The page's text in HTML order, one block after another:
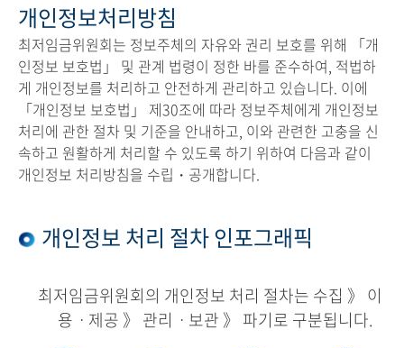
개인정보처리방침
최저임금위원회는 정보주체의 자유와 권리 보호를 위해 「개
인정보 보호법」 및 관계 법령이 정한 바를 준수하여, 적법하
게 개인정보를 처리하고 안전하게 관리하고 있습니다. 이에
「개인정보 보호법」 제30조에 따라 정보주체에게 개인정보
처리에 관한 절차 및 기준을 안내하고, 이와 관련한 고충을 신
속하고 원활하게 처리할 수 있도록 하기 위하여 다음과 같이
개인정보 처리방침을 수립・공개합니다.
개인정보 처리 절차 인포그래픽
최저임금위원회의 개인정보 처리 절차는 수집 》 이
용ㆍ제공 》 관리ㆍ보관 》 파기로 구분됩니다.